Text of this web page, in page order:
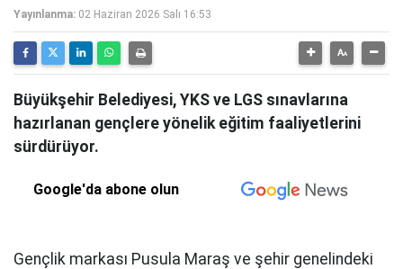
Yayınlanma: 02 Haziran 2026 Salı 16:53
Büyükşehir Belediyesi, YKS ve LGS sınavlarına
hazırlanan gençlere yönelik eğitim faaliyetlerini
sürdürüyor.
Google'da abone olun
Gençlik markası Pusula Maraş ve şehir genelindeki